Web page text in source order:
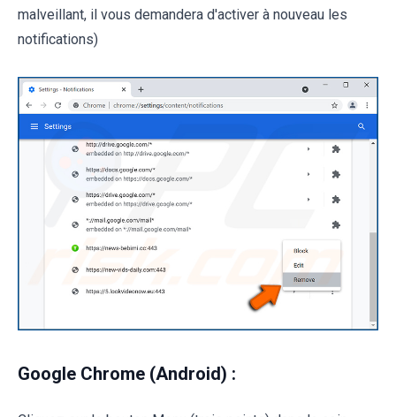
malveillant, il vous demandera d'activer à nouveau les
notifications)
Google Chrome (Android) :